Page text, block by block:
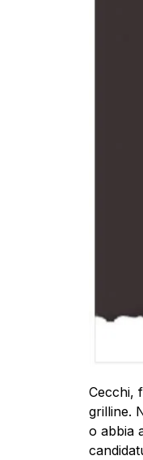
Cecchi,
grilline.
o abbia